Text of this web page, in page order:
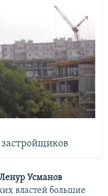
застройщиков
Усманов
властей большие